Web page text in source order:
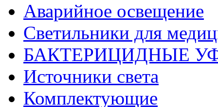
Аварийное освещение
Светильники для
БАКТЕРИЦИДНЫЕ
Источники света
Комплектующие